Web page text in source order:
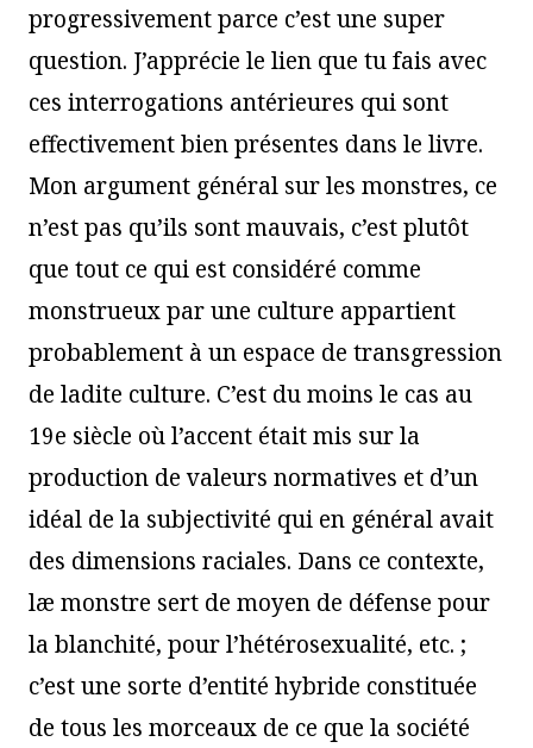
progressivement parce c’est une super
question. J’apprécie le lien que tu fais avec
ces interrogations antérieures qui sont
effectivement bien présentes dans le livre.
Mon argument général sur les monstres, ce
n’est pas qu’ils sont mauvais, c’est plutôt
que tout ce qui est considéré comme
monstrueux par une culture appartient
probablement à un espace de transgression
de ladite culture. C’est du moins le cas au
19e siècle où l’accent était mis sur la
production de valeurs normatives et d’un
idéal de la subjectivité qui en général avait
des dimensions raciales. Dans ce contexte,
læ monstre sert de moyen de défense pour
la blanchité, pour l’hétérosexualité, etc. ;
c’est une sorte d’entité hybride constituée
de tous les morceaux de ce que la société